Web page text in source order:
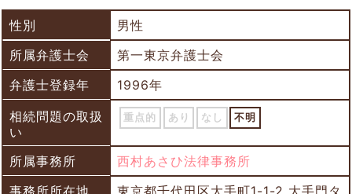
性別
男性
所属弁護士会
第一東京弁護士会
弁護士登録年
1996年
相続問題の取扱
い
重点的 あり なし 不明
所属事務所
西村あさひ法律事務所